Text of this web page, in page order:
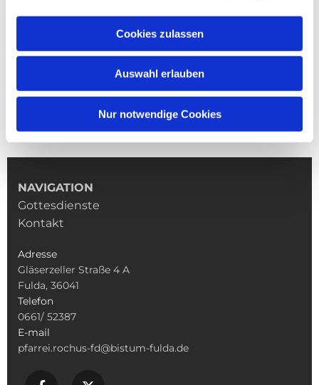
Cookies zulassen
Auswahl erlauben
Nur notwendige Cookies
NAVIGATION
Gottesdienste
Kontakt
Adresse
Gläserzeller Straße 4 A
Fulda, 36041
Telefon
0661/ 52387
E-mail
pfarrei.rochus-fd@bistum-fulda.de